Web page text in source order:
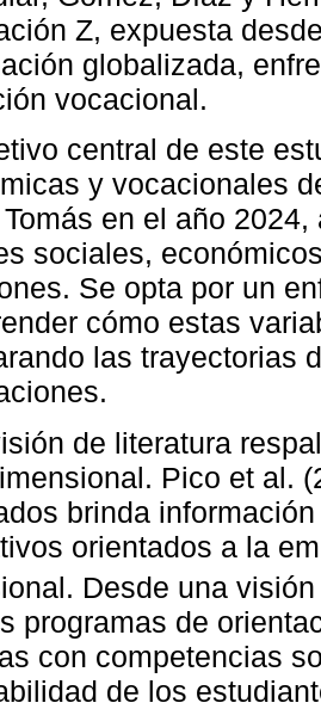
Z, expuesta
globalizada,
vocacional.
central de este
y vocacionales
en el año
sociales,
Se opta por un
cómo estas
las trayectorias
de literatura
Pico et al.
brinda
orientados a la
Desde una
programas de
con competencias
de los